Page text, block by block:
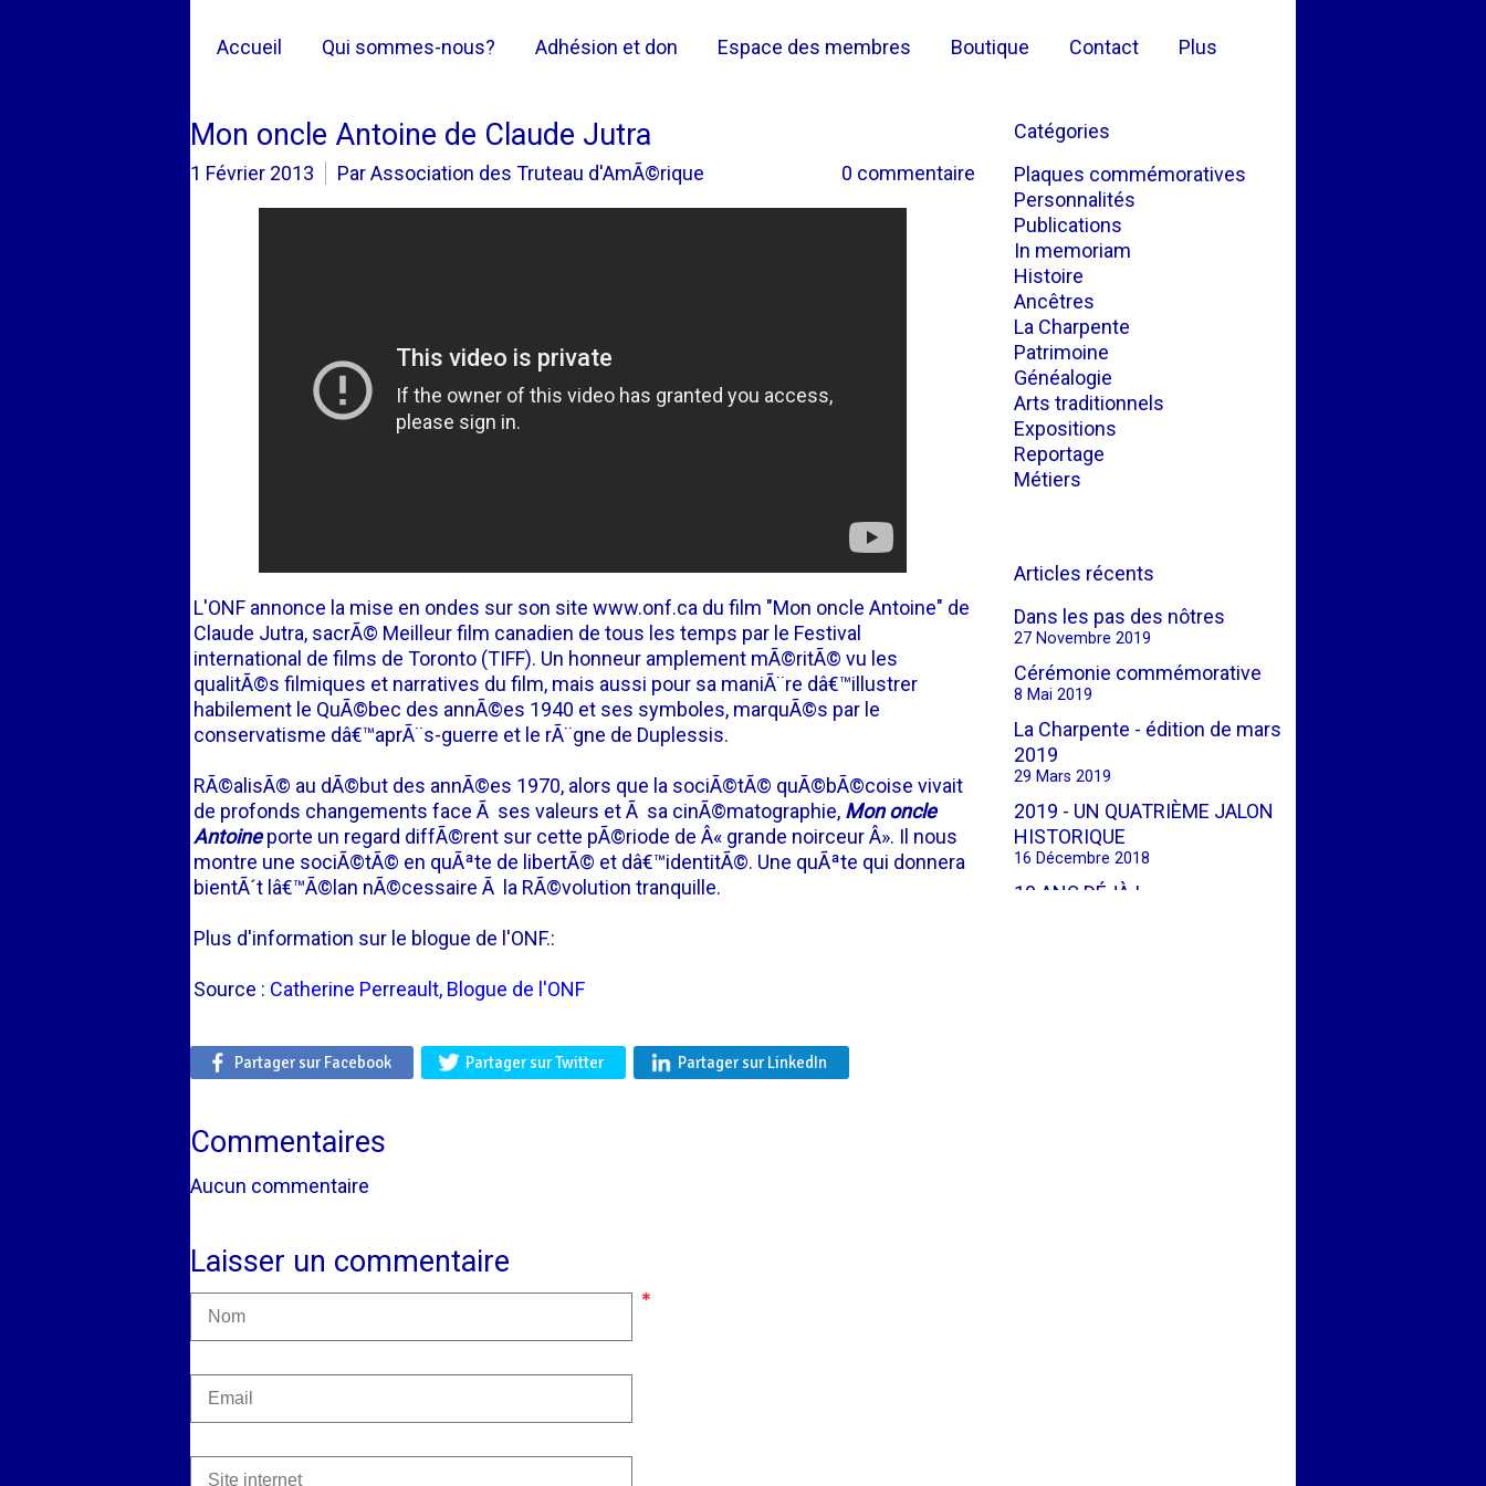
Accueil Qui sommes-nous? Adhésion et don Espace des membres Boutique Contact Plus
Mon oncle Antoine de Claude Jutra
1 Février 2013 Par Association des Truteau d'AmÃ©rique 0 commentaire
L'ONF annonce la mise en ondes sur son site www.onf.ca du film "Mon oncle Antoine" de
Claude Jutra, sacrÃ© Meilleur film canadien de tous les temps par le Festival
international de films de Toronto (TIFF). Un honneur amplement mÃ©ritÃ© vu les
qualitÃ©s filmiques et narratives du film, mais aussi pour sa maniÃ¨re dâ€™illustrer
habilement le QuÃ©bec des annÃ©es 1940 et ses symboles, marquÃ©s par le
conservatisme dâ€™aprÃ¨s-guerre et le rÃ¨gne de Duplessis.
RÃ©alisÃ© au dÃ©but des annÃ©es 1970, alors que la sociÃ©tÃ© quÃ©bÃ©coise vivait
de profonds changements face Ã ses valeurs et Ã sa cinÃ©matographie, Mon oncle
Antoineporte un regard diffÃ©rent sur cette pÃ©riode de Â« grande noirceur Â». Il nous
montre une sociÃ©tÃ© en quÃªte de libertÃ© et dâ€™identitÃ©. Une quÃªte qui donnera
bientÃ´t lâ€™Ã©lan nÃ©cessaire Ã la RÃ©volution tranquille.
Plus d'information sur le blogue de l'ONF.:
Source : Catherine Perreault, Blogue de l'ONF
Partager sur Facebook Partager sur Twitter Partager sur LinkedIn
Commentaires
Aucun commentaire
Laisser un commentaire
Catégories
Plaques commémoratives
Personnalités
Publications
In memoriam
Histoire
Ancêtres
La Charpente
Patrimoine
Généalogie
Arts traditionnels
Expositions
Reportage
Métiers
Articles récents
Dans les pas des nôtres
27 Novembre 2019
Cérémonie commémorative
8 Mai 2019
La Charpente - édition de mars
2019
29 Mars 2019
2019 - UN QUATRIÈME JALON
HISTORIQUE
16 Décembre 2018
10 ANS DÉJÀ !